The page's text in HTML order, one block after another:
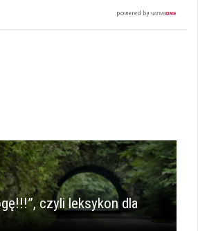
czyli leksykon dla